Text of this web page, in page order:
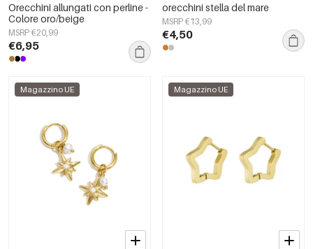
Orecchini allungati con perline -
Colore oro/beige
MSRP €20,99
€6,95
orecchini stella del mare
MSRP €13,99
€4,50
Magazzino UE Magazzino UE